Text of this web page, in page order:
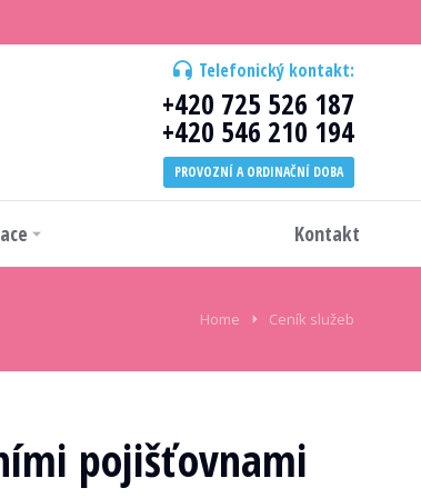
Telefonický kontakt:
+420 725 526 187
+420 546 210 194
PROVOZNÍ A ORDINAČNÍ DOBA
Kontakt
Home Ceník služeb
pojišťovnami